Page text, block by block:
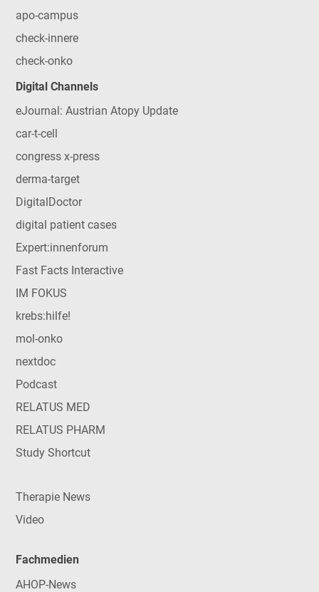
apo-campus
check-innere
check-onko
Digital Channels
eJournal: Austrian Atopy Update
car-t-cell
congress x-press
derma-target
DigitalDoctor
digital patient cases
Expert:innenforum
Fast Facts Interactive
IM FOKUS
krebs:hilfe!
mol-onko
nextdoc
Podcast
RELATUS MED
RELATUS PHARM
Study Shortcut
Therapie News
Video
Fachmedien
AHOP-News